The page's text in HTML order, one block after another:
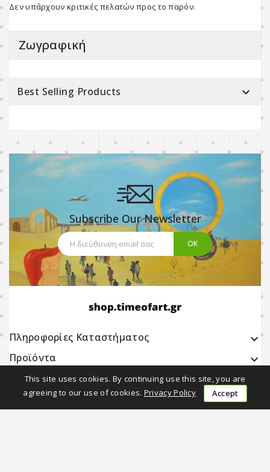
Δεν υπάρχουν κριτικές πελατών προς το παρόν.
Ζωγραφική
Best Selling Products 
Subscribe Our Newsletter
Πληροφορίες Καταστήματος keyboard_arrow_down
Προϊόντα 
Η εταιρία μας
This site uses cookies. By continuing use this site, you are
agreeing to our use of cookies. Privacy Policy Accept
Earning with Us